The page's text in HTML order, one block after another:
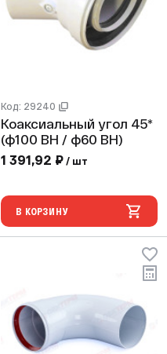
Код: 29240
Коаксиальный угол 45*
(ф100 ВН / ф60 ВН)
1 391,92 ₽ / шт
В КОРЗИНУ